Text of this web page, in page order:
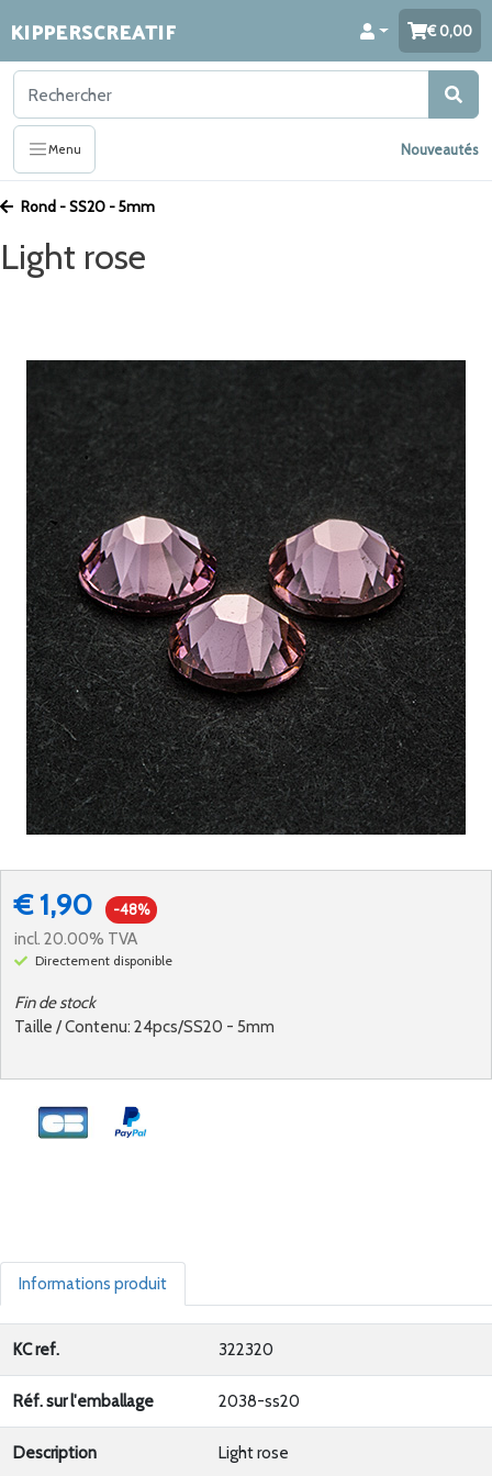
KIPPERSCREATIF 0,00
Menu Nouveautés
Rond - SS20 - 5mm
Light rose
Taille / Contenu: 24pcs/SS20 - 5mm
Fin de stock
€ 1,90 -48%
incl. 20.00% TVA
Directement disponible
Informations produit
KC ref. 322320
Réf. sur l'emballage 2038-ss20
Description Light rose